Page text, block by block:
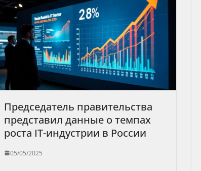
Председатель правительства
представил данные о темпах
роста IT-индустрии в России
05/05/2025